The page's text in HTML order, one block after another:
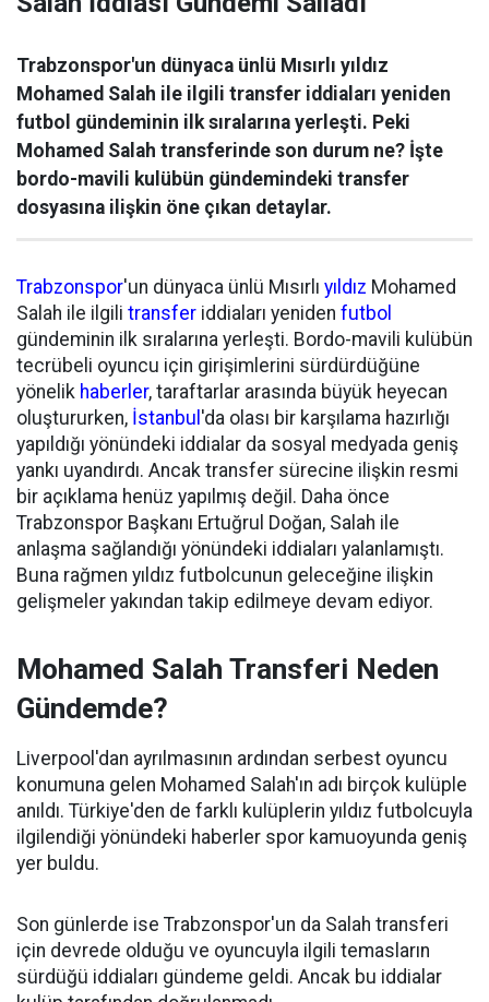
Trabzonspor'un dünyaca ünlü Mısırlı yıldız
Mohamed Salah ile ilgili transfer iddiaları yeniden
futbol gündeminin ilk sıralarına yerleşti. Peki
Mohamed Salah transferinde son durum ne? İşte
bordo-mavili kulübün gündemindeki transfer
dosyasına ilişkin öne çıkan detaylar.
Trabzonspor'un dünyaca ünlü Mısırlı yıldız Mohamed
Salah ile ilgili transfer iddiaları yeniden futbol
gündeminin ilk sıralarına yerleşti. Bordo-mavili kulübün
tecrübeli oyuncu için girişimlerini sürdürdüğüne
yönelik haberler, taraftarlar arasında büyük heyecan
oluştururken, İstanbul 'da olası bir karşılama hazırlığı
yapıldığı yönündeki iddialar da sosyal medyada geniş
yankı uyandırdı. Ancak transfer sürecine ilişkin resmi
bir açıklama henüz yapılmış değil. Daha önce
Trabzonspor Başkanı Ertuğrul Doğan, Salah ile
anlaşma sağlandığı yönündeki iddiaları yalanlamıştı.
Buna rağmen yıldız futbolcunun geleceğine ilişkin
gelişmeler yakından takip edilmeye devam ediyor.
Mohamed Salah Transferi Neden
Gündemde?
Liverpool'dan ayrılmasının ardından serbest oyuncu
konumuna gelen Mohamed Salah'ın adı birçok kulüple
anıldı. Türkiye'den de farklı kulüplerin yıldız futbolcuyla
ilgilendiği yönündeki haberler spor kamuoyunda geniş
yer buldu.
Son günlerde ise Trabzonspor'un da Salah transferi
için devrede olduğu ve oyuncuyla ilgili temasların
sürdüğü iddiaları gündeme geldi. Ancak bu iddialar